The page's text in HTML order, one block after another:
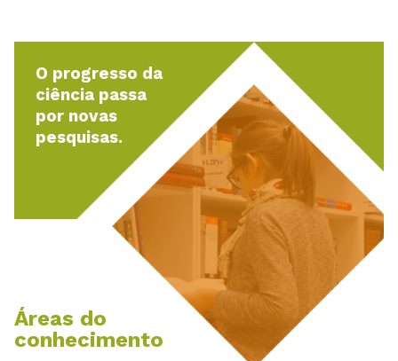
O progresso da
ciência passa
por novas
pesquisas.
Áreas do
conhecimento